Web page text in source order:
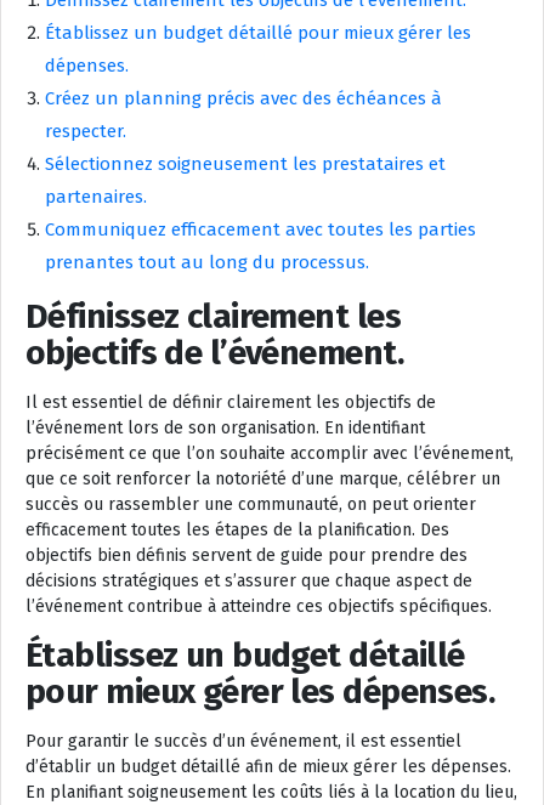
Établissez un budget détaillé pour mieux gérer les
dépenses.
Créez un planning précis avec des échéances à
respecter.
Sélectionnez soigneusement les prestataires et
partenaires.
Communiquez efficacement avec toutes les parties
prenantes tout au long du processus.
Définissez clairement les
objectifs de l’événement.
Il est essentiel de définir clairement les objectifs de
l’événement lors de son organisation. En identifiant
précisément ce que l’on souhaite accomplir avec l’événement,
que ce soit renforcer la notoriété d’une marque, célébrer un
succès ou rassembler une communauté, on peut orienter
efficacement toutes les étapes de la planification. Des
objectifs bien définis servent de guide pour prendre des
décisions stratégiques et s’assurer que chaque aspect de
l’événement contribue à atteindre ces objectifs spécifiques.
Établissez un budget détaillé
pour mieux gérer les dépenses.
Pour garantir le succès d’un événement, il est essentiel
d’établir un budget détaillé afin de mieux gérer les dépenses.
En planifiant soigneusement les coûts liés à la location du lieu,